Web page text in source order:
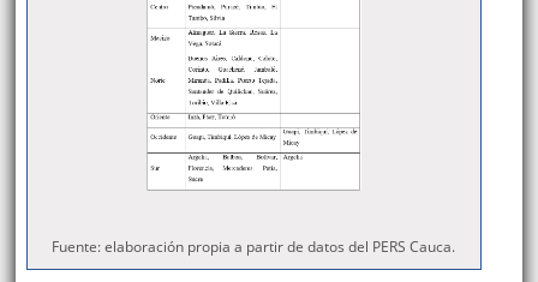
Fuente: elaboración propia a partir de datos del PERS Cauca.